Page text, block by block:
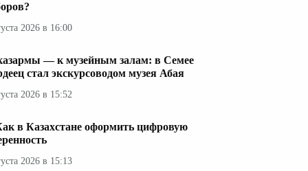
2026 в 16:00
— к музейным залам: в Семее
стал экскурсоводом музея Абая
2026 в 15:52
в Казахстане оформить цифровую
2026 в 15:13